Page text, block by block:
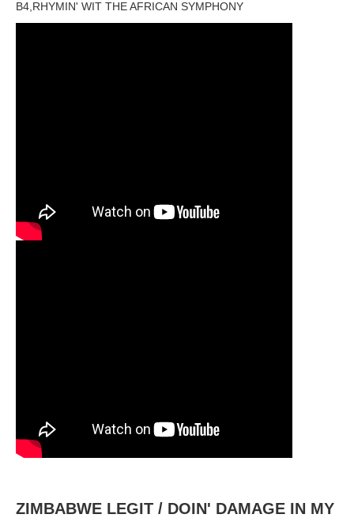
B4,RHYMIN' WIT THE AFRICAN SYMPHONY
ZIMBABWE LEGIT / DOIN' DAMAGE IN MY